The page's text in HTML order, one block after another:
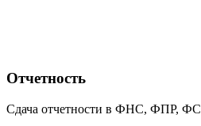
Отчетность
Сдача отчетности в ФНС, ФПР,